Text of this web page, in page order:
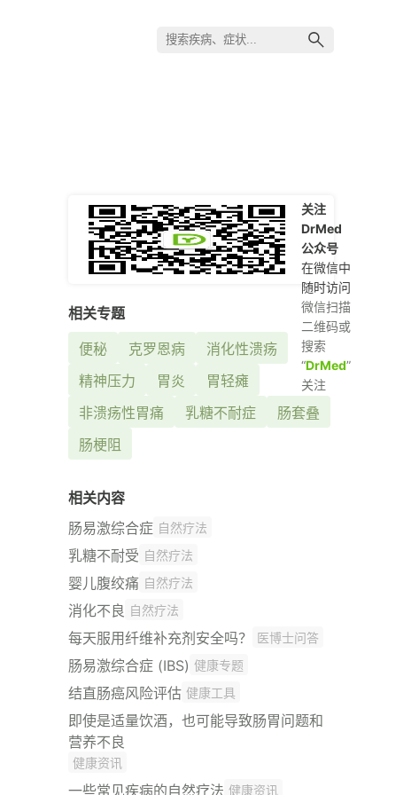
关注
DrMed
公众号
在微信中
随时访问
微信扫描
二维码或
搜索
“DrMed”
关注
相关专题
便秘
克罗恩病
消化性溃疡
精神压力
胃炎
胃轻瘫
非溃疡性胃痛
乳糖不耐症
肠套叠
肠梗阻
相关内容
肠易激综合症 自然疗法
乳糖不耐受 自然疗法
婴儿腹绞痛 自然疗法
消化不良 自然疗法
每天服用纤维补充剂安全吗？ 医博士问答
肠易激综合症 (IBS) 健康专题
结直肠癌风险评估 健康工具
即使是适量饮酒，也可能导致肠胃问题和
营养不良
健康资讯
一些常见疾病的自然疗法 健康资讯